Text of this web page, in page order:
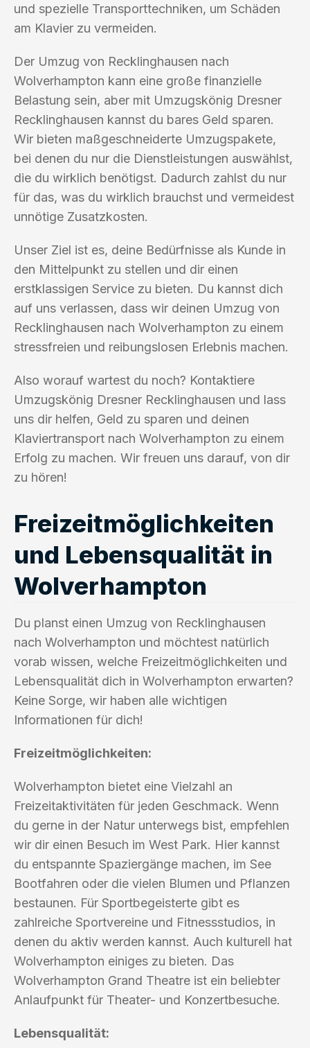
und spezielle Transporttechniken, um Schäden
am Klavier zu vermeiden.
Der Umzug von Recklinghausen nach
Wolverhampton kann eine große finanzielle
Belastung sein, aber mit Umzugskönig Dresner
Recklinghausen kannst du bares Geld sparen.
Wir bieten maßgeschneiderte Umzugspakete,
bei denen du nur die Dienstleistungen auswählst,
die du wirklich benötigst. Dadurch zahlst du nur
für das, was du wirklich brauchst und vermeidest
unnötige Zusatzkosten.
Unser Ziel ist es, deine Bedürfnisse als Kunde in
den Mittelpunkt zu stellen und dir einen
erstklassigen Service zu bieten. Du kannst dich
auf uns verlassen, dass wir deinen Umzug von
Recklinghausen nach Wolverhampton zu einem
stressfreien und reibungslosen Erlebnis machen.
Also worauf wartest du noch? Kontaktiere
Umzugskönig Dresner Recklinghausen und lass
uns dir helfen, Geld zu sparen und deinen
Klaviertransport nach Wolverhampton zu einem
Erfolg zu machen. Wir freuen uns darauf, von dir
zu hören!
Freizeitmöglichkeiten
und Lebensqualität in
Wolverhampton
Du planst einen Umzug von Recklinghausen
nach Wolverhampton und möchtest natürlich
vorab wissen, welche Freizeitmöglichkeiten und
Lebensqualität dich in Wolverhampton erwarten?
Keine Sorge, wir haben alle wichtigen
Informationen für dich!
Freizeitmöglichkeiten:
Wolverhampton bietet eine Vielzahl an
Freizeitaktivitäten für jeden Geschmack. Wenn
du gerne in der Natur unterwegs bist, empfehlen
wir dir einen Besuch im West Park. Hier kannst
du entspannte Spaziergänge machen, im See
Bootfahren oder die vielen Blumen und Pflanzen
bestaunen. Für Sportbegeisterte gibt es
zahlreiche Sportvereine und Fitnessstudios, in
denen du aktiv werden kannst. Auch kulturell hat
Wolverhampton einiges zu bieten. Das
Wolverhampton Grand Theatre ist ein beliebter
Anlaufpunkt für Theater- und Konzertbesuche.
Lebensqualität: